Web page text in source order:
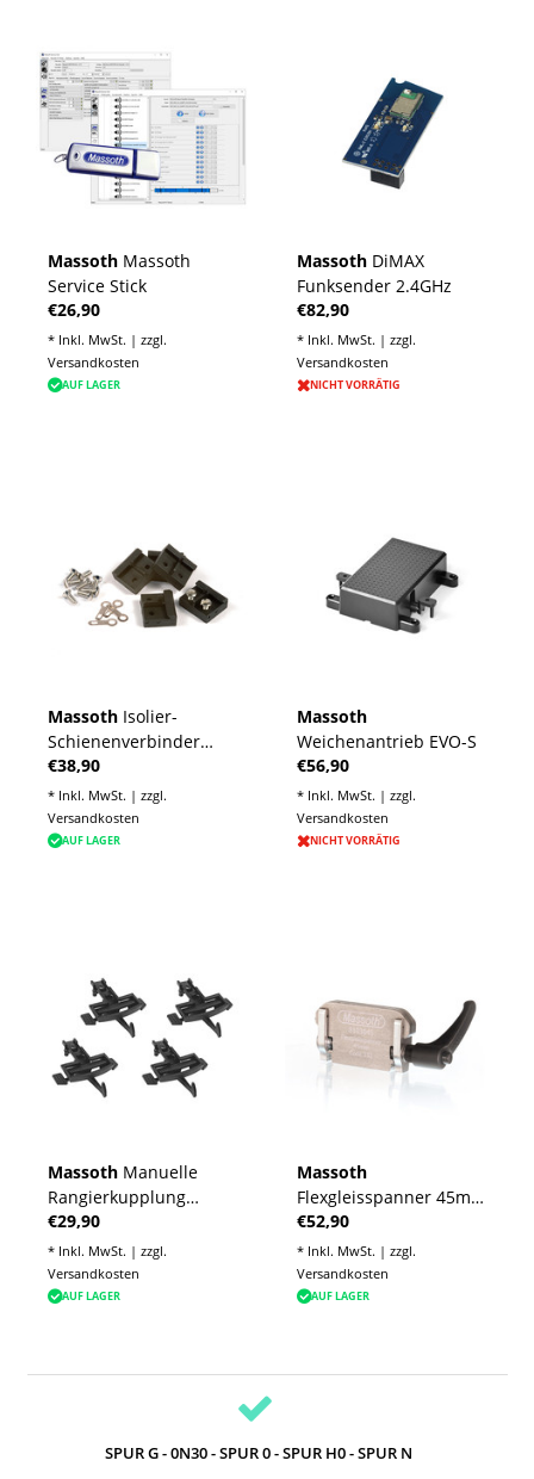
Massoth Massoth
Service Stick
€26,90
* Inkl. MwSt. | zzgl.
Versandkosten
AUF LAGER
Massoth DiMAX
Funksender 2.4GHz
€82,90
* Inkl. MwSt. | zzgl.
Versandkosten
NICHT VORRÄTIG
Massoth Isolier-
Schienenverbinder
Spur G, Edelstahl
(20/Pack)
€38,90
* Inkl. MwSt. | zzgl.
Versandkosten
AUF LAGER
Massoth
Weichenantrieb EVO-S
€56,90
* Inkl. MwSt. | zzgl.
Versandkosten
NICHT VORRÄTIG
Massoth Manuelle
Rangierkupplung
(4/Pack)
€29,90
* Inkl. MwSt. | zzgl.
Versandkosten
AUF LAGER
Massoth
Flexgleisspanner 45mm
für Spur G | Code 332
€52,90
* Inkl. MwSt. | zzgl.
Versandkosten
AUF LAGER
SPUR G - 0N30 - SPUR 0 - SPUR H0 - SPUR N